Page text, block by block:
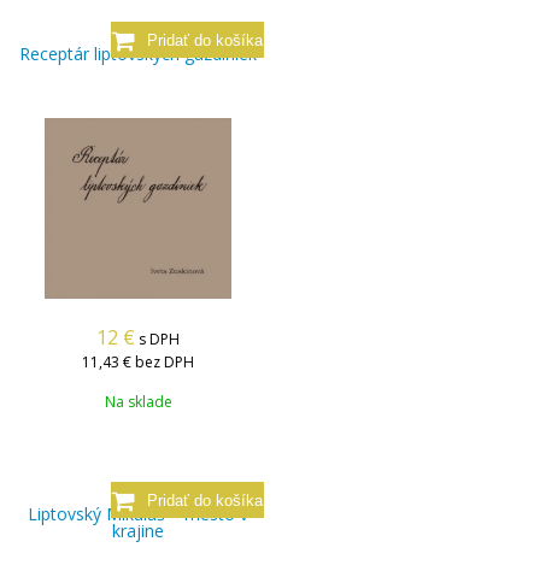
Receptár liptovských gazdiniek
12 € s DPH
11,43 €bez DPH
Na sklade
Liptovský Mikuláš – mesto v
krajine